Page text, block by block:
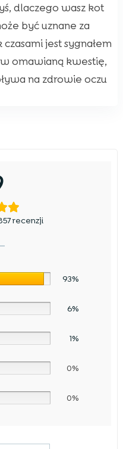
dlaczego wasz kot
być uznane za
jest sygnałem
omawianą kwestię,
na zdrowie oczu
recenzji
93%
6%
1%
0%
0%